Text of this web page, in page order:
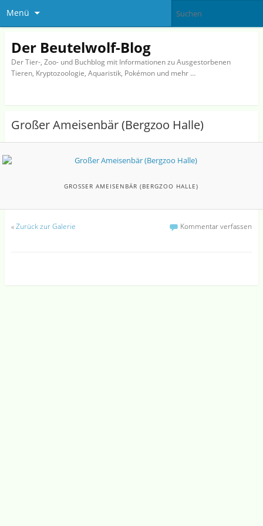
Menü
Der Beutelwolf-Blog
Der Tier-, Zoo- und Buchblog mit Informationen zu Ausgestorbenen
Tieren, Kryptozoologie, Aquaristik, Pokémon und mehr …
Großer Ameisenbär (Bergzoo Halle)
GROSSER AMEISENBÄR (BERGZOO HALLE)
«Zurück zur Galerie Kommentar verfassen